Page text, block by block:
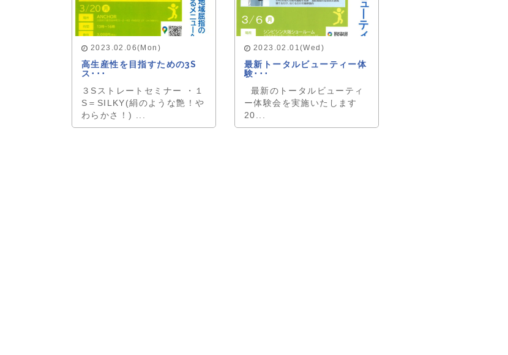
2023.02.06(Mon)
高生産性を目指すための3S
ス･･･
３Sストレートセミナー ・１
S＝SILKY(絹のような艶！や
わらかさ！) ...
2023.02.01(Wed)
最新トータルビューティー体
験･･･
最新のトータルビューティ
ー体験会を実施いたします
20...